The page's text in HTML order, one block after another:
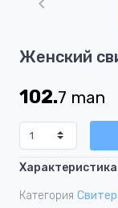
1
3
Женский
102.7 man
Характеристика
Категория